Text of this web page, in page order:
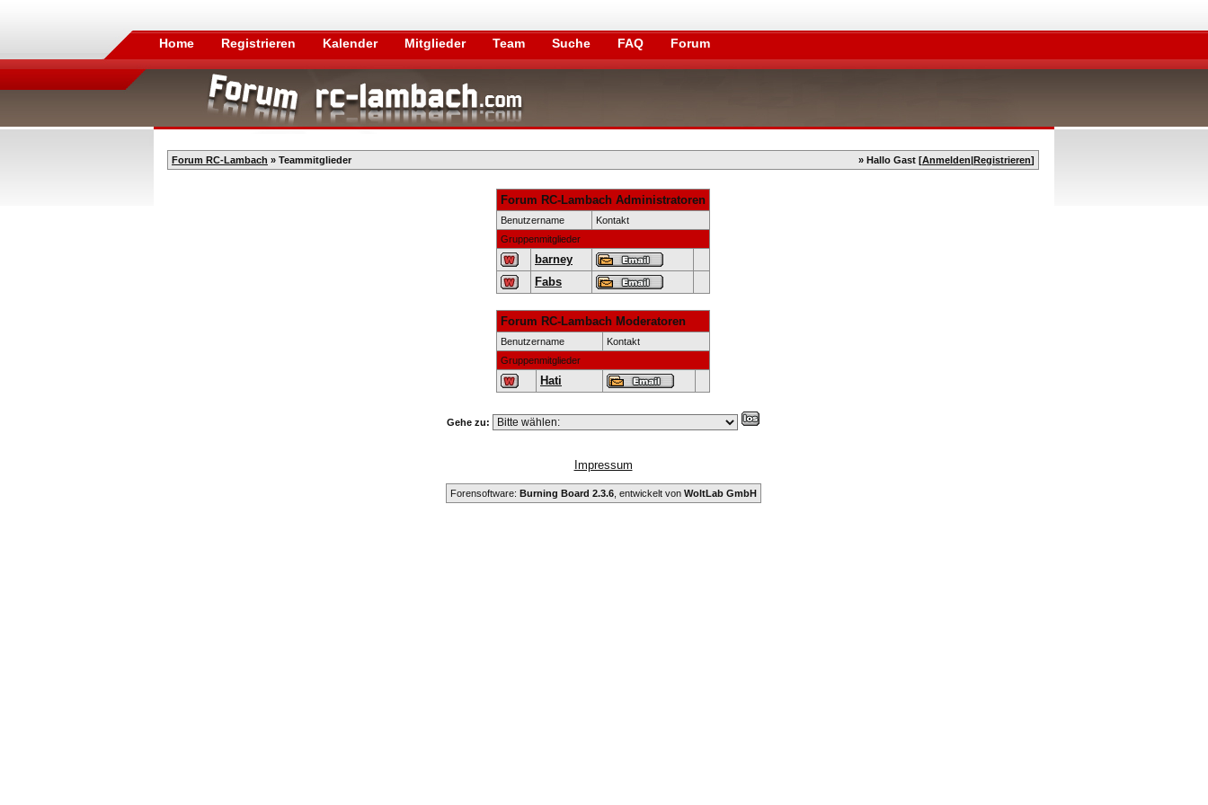
Home Registrieren Kalender Mitglieder Team Suche FAQ Forum
Forum RC-Lambach » Teammitglieder » Hallo Gast [Anmelden|Registrieren]
Forum RC-Lambach Administratoren
Benutzername
Kontakt
Gruppenmitglieder
barney
Fabs
Forum RC-Lambach Moderatoren
Benutzername
Kontakt
Gruppenmitglieder
Hati
Gehe zu:
Impressum
Forensoftware: Burning Board 2.3.6, entwickelt von WoltLab GmbH